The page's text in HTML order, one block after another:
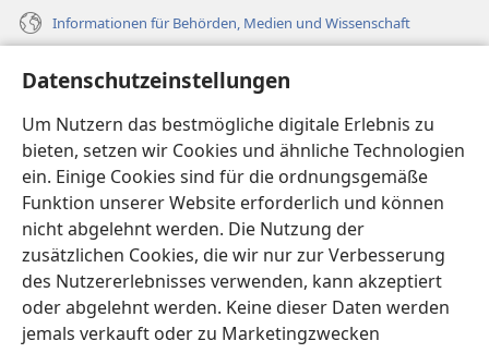
Datenschutzeinstellungen
Um Nutzern das bestmögliche digitale Erlebnis zu
bieten, setzen wir Cookies und ähnliche Technologien
ein. Einige Cookies sind für die ordnungsgemäße
Funktion unserer Website erforderlich und können
nicht abgelehnt werden. Die Nutzung der
zusätzlichen Cookies, die wir nur zur Verbesserung
des Nutzererlebnisses verwenden, kann akzeptiert
oder abgelehnt werden. Keine dieser Daten werden
jemals verkauft oder zu Marketingzwecken
Informationen für Behörden, Medien und Wissenschaft
Spenden
(öffnet
neues
Fenster)Wachtturm ONLINE-BIBLIOTHEK
(öffnet
neues
Fenster)JW Hub®
(öffnet
neues
Fenster)JW Library
Watchtower Library ®